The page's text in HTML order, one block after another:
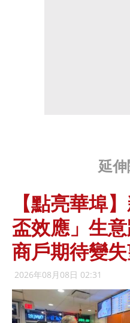
延
【點亮華埠
盃效應」生
商戶期待變
2026年08月08日 02:31